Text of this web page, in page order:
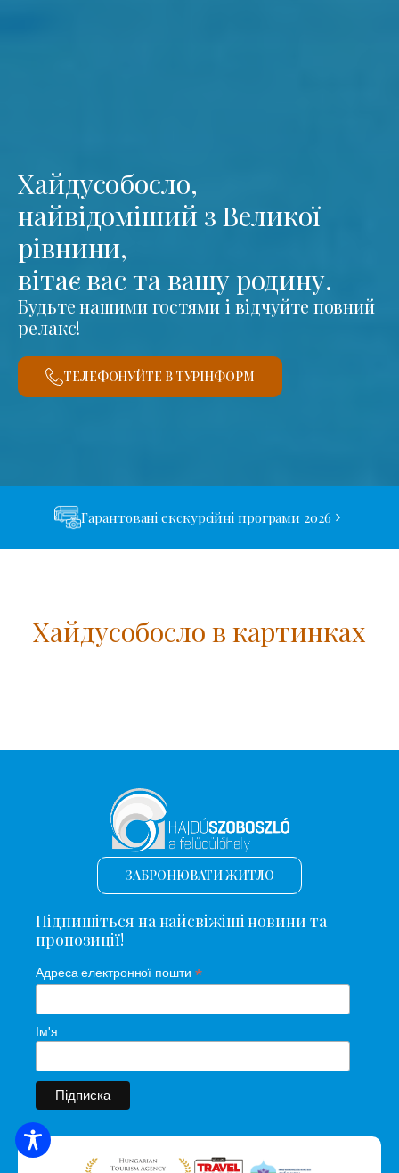
Хайдусобосло,
найвідоміший з Великої
рівнини,
вітає вас та вашу родину.
Будьте нашими гостями і відчуйте повний
релакс!
ТЕЛЕФОНУЙТЕ В ТУРІНФОРМ
Гарантовані екскурсійні програми 2026
Хайдусобосло в картинках
ЗАБРОНЮВАТИ ЖИТЛО
Підпишіться на найсвіжіші новини та
пропозиції!
Адреса електронної пошти *
Ім'я